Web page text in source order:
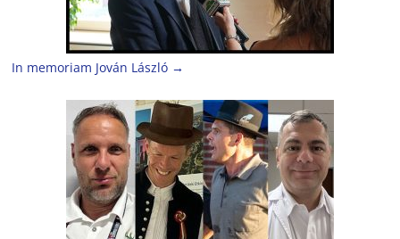
In memoriam Jován László →